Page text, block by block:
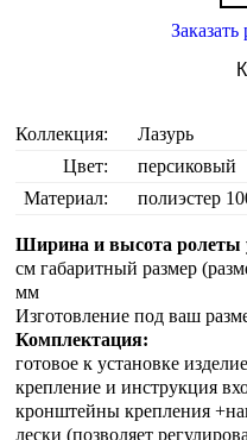
Заказать
Коллекция:
Лазурь
Цвет:
персиковый
Материал:
полиэстер
Ширина и высота ролеты
см габаритный размер
мм
Изготовление под ваш
Комплектация:
готовое к установке
крепление и инструкция
кронштейны крепления
лески (позволяет